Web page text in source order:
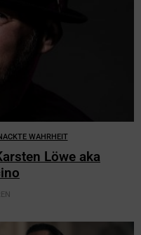
WAHRHEIT
Löwe aka